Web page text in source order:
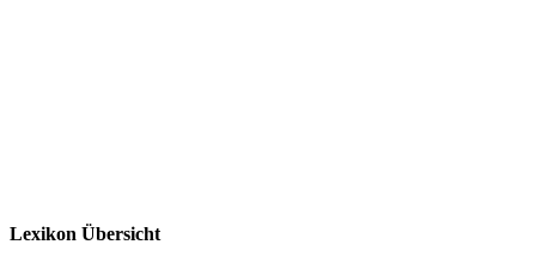
Lexikon Übersicht